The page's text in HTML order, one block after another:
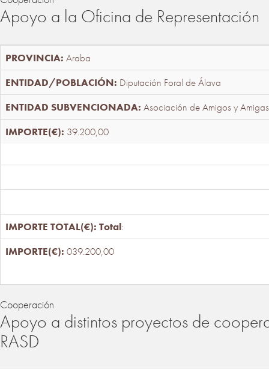
Apoyo a la Oficina de Representación
Araba
Diputación Foral de Álava
Asociación de Amigos y
39.200,00
Total:
039.200,00
Cooperación
Apoyo a distintos proyectos de
RASD